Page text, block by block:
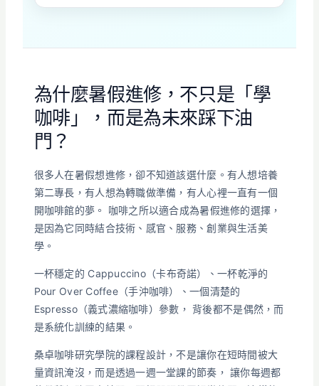
為什麼暑假進修，不只是「學
咖啡」，而是為未來踩下油
門？
很多人在暑假想進修，卻不知道該選什麼。有人想培養
第二專長，有人想為轉職做準備，有人心裡一直有一個
開咖啡館的夢。 咖啡之所以適合成為暑假進修的選擇，
是因為它同時結合技術、感官、服務、創業與生活美
學。
一杯穩定的 Cappuccino（卡布奇諾）、一杯乾淨的
Pour Over Coffee（手沖咖啡）、一個清楚的
Espresso（義式濃縮咖啡）參數， 背後都不是偶然，而
是系統化訓練的結果。
桑卓咖啡研究學院的課程設計，不是讓你在短時間被大
量資訊淹沒，而是透過一週一堂課的節奏， 讓你每週都